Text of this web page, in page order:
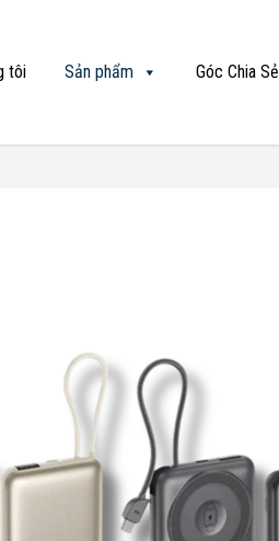
tôi Sản phẩm Góc Chia Sẻ